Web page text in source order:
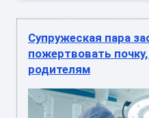
Супружеская пара
пожертвовать
родителям